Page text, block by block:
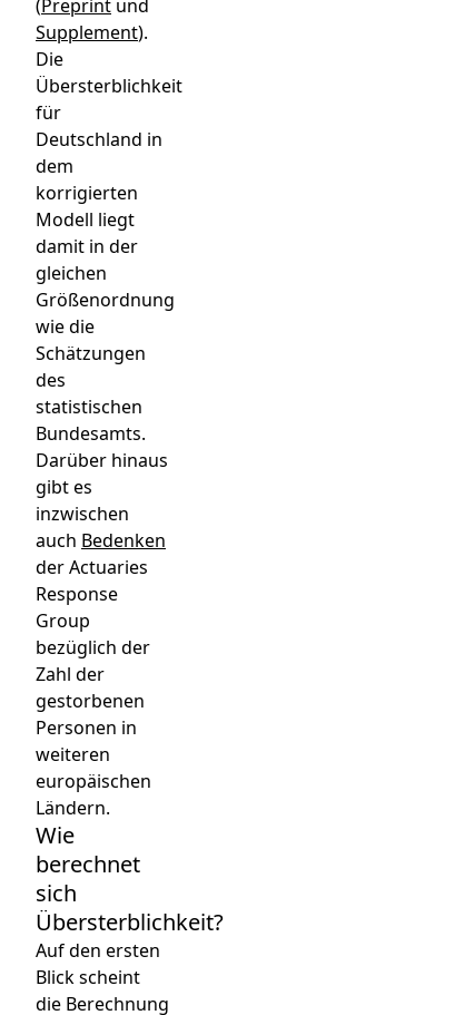
(Preprint und
Supplement).
Die
Übersterblichkeit
für
Deutschland in
dem
korrigierten
Modell liegt
damit in der
gleichen
Größenordnung
wie die
Schätzungen
des
statistischen
Bundesamts.
Darüber hinaus
gibt es
inzwischen
auch Bedenken
der Actuaries
Response
Group
bezüglich der
Zahl der
gestorbenen
Personen in
weiteren
europäischen
Ländern.
Wie
berechnet
sich
Übersterblichkeit?
Auf den ersten
Blick scheint
die Berechnung